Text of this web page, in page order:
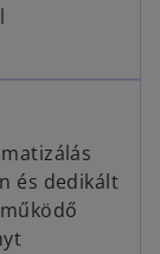
és dedikált